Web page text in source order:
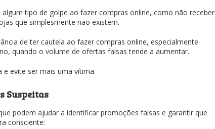
tipo de golpe ao fazer compras online, como não receber
que simplesmente não existem.
de ter cautela ao fazer compras online, especialmente
quando o volume de ofertas falsas tende a aumentar.
e evite ser mais uma vítima.
Suspeitas
podem ajudar a identificar promoções falsas e garantir que
consciente: